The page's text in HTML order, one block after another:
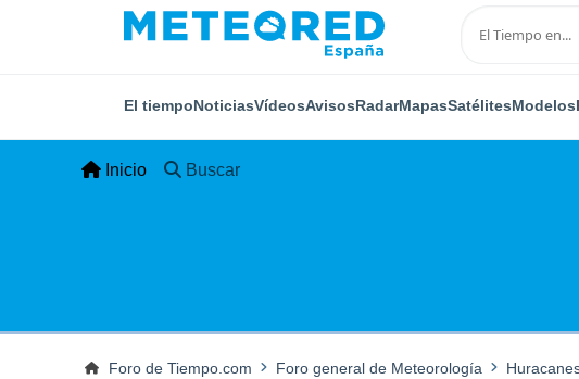
El tiempoNoticiasVídeosAvisosRadarMapasSatélitesModelos
Inicio Buscar
Foro de Tiempo.com Foro general de Meteorología